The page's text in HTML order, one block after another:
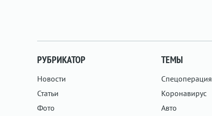
РУБРИКАТОР
Новости
Статьи
Фото
ТЕМЫ
Спецоперация
Коронавирус
Авто